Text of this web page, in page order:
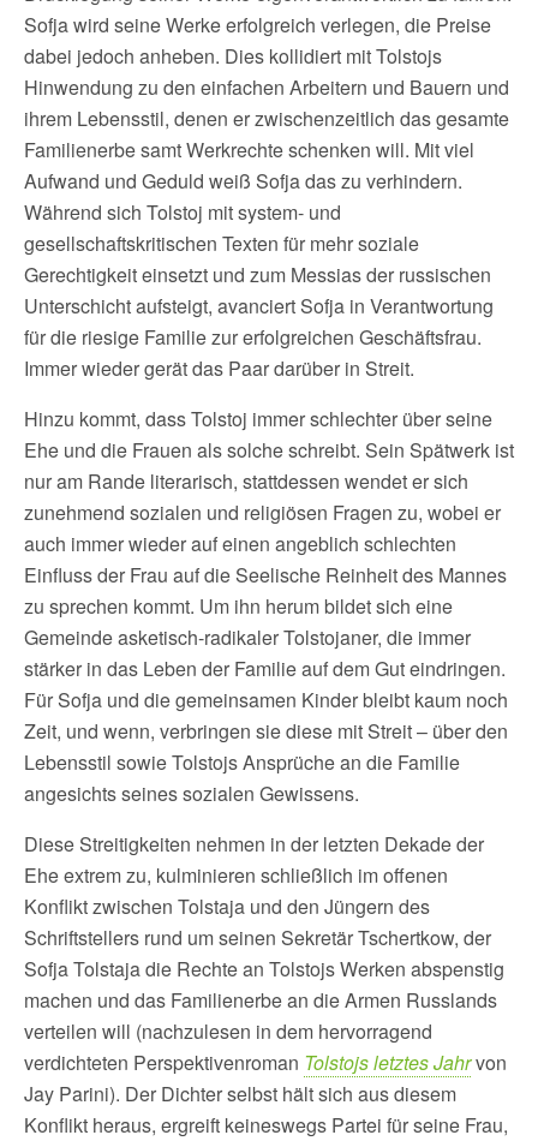
Sofja wird seine Werke erfolgreich verlegen, die Preise
dabei jedoch anheben. Dies kollidiert mit Tolstojs
Hinwendung zu den einfachen Arbeitern und Bauern und
ihrem Lebensstil, denen er zwischenzeitlich das gesamte
Familienerbe samt Werkrechte schenken will. Mit viel
Aufwand und Geduld weiß Sofja das zu verhindern.
Während sich Tolstoj mit system- und
gesellschaftskritischen Texten für mehr soziale
Gerechtigkeit einsetzt und zum Messias der russischen
Unterschicht aufsteigt, avanciert Sofja in Verantwortung
für die riesige Familie zur erfolgreichen Geschäftsfrau.
Immer wieder gerät das Paar darüber in Streit.
Hinzu kommt, dass Tolstoj immer schlechter über seine
Ehe und die Frauen als solche schreibt. Sein Spätwerk ist
nur am Rande literarisch, stattdessen wendet er sich
zunehmend sozialen und religiösen Fragen zu, wobei er
auch immer wieder auf einen angeblich schlechten
Einfluss der Frau auf die Seelische Reinheit des Mannes
zu sprechen kommt. Um ihn herum bildet sich eine
Gemeinde asketisch-radikaler Tolstojaner, die immer
stärker in das Leben der Familie auf dem Gut eindringen.
Für Sofja und die gemeinsamen Kinder bleibt kaum noch
Zeit, und wenn, verbringen sie diese mit Streit – über den
Lebensstil sowie Tolstojs Ansprüche an die Familie
angesichts seines sozialen Gewissens.
Diese Streitigkeiten nehmen in der letzten Dekade der
Ehe extrem zu, kulminieren schließlich im offenen
Konflikt zwischen Tolstaja und den Jüngern des
Schriftstellers rund um seinen Sekretär Tschertkow, der
Sofja Tolstaja die Rechte an Tolstojs Werken abspenstig
machen und das Familienerbe an die Armen Russlands
verteilen will (nachzulesen in dem hervorragend
verdichteten Perspektivenroman Tolstojs letztes Jahrvon
Jay Parini). Der Dichter selbst hält sich aus diesem
Konflikt heraus, ergreift keineswegs Partei für seine Frau,